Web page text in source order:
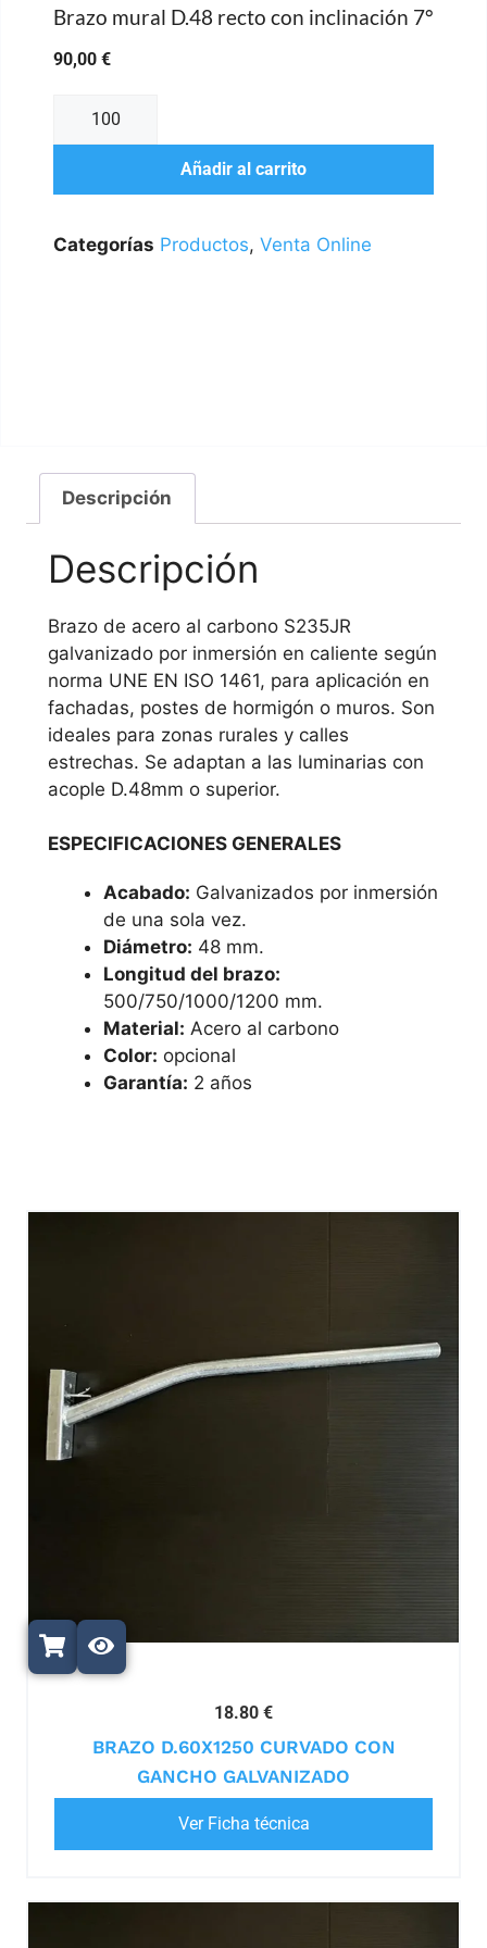
Brazo mural D.48 recto con inclinación 7°
90,00 €
Añadir al carrito
Categorías Productos, Venta Online
Descripción
Descripción
Brazo de acero al carbono S235JR
galvanizado por inmersión en caliente según
norma UNE EN ISO 1461, para aplicación en
fachadas, postes de hormigón o muros. Son
ideales para zonas rurales y calles
estrechas. Se adaptan a las luminarias con
acople D.48mm o superior.
ESPECIFICACIONES GENERALES
Acabado: Galvanizados por inmersión
de una sola vez.
Diámetro: 48 mm.
Longitud del brazo:
500/750/1000/1200 mm.
Material: Acero al carbono
Color: opcional
Garantía: 2 años
18.80 €
BRAZO D.60X1250 CURVADO CON
GANCHO GALVANIZADO
Ver Ficha técnica